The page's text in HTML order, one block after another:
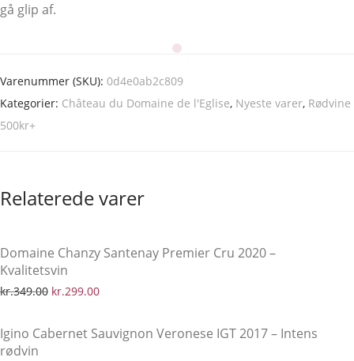
gå glip af.
Varenummer (SKU): 0d4e0ab2c809
Kategorier: Château du Domaine de l'Eglise, Nyeste varer, Rødvine
500kr+
Relaterede varer
Domaine Chanzy Santenay Premier Cru 2020 –
Kvalitetsvin
kr.349.00 Den oprindelige pris var: kr.349.00.
kr.299.00Den aktuelle pris er: kr.299.00.
Igino Cabernet Sauvignon Veronese IGT 2017 – Intens
rødvin